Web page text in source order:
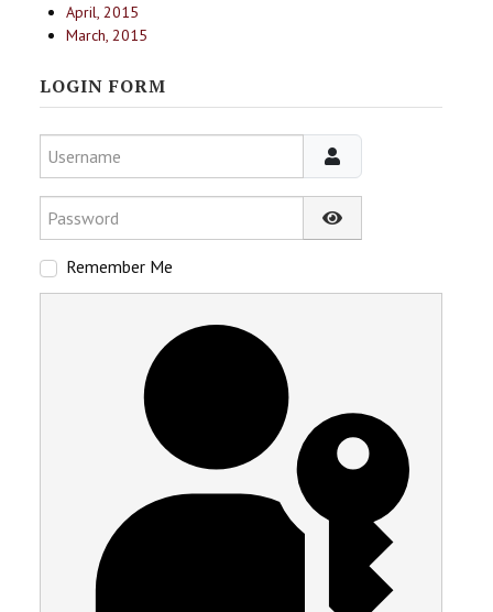
April, 2015
March, 2015
LOGIN FORM
Username
Password
Show Password
Remember Me